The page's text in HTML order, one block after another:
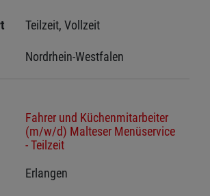
Teilzeit, Vollzeit
Nordrhein-Westfalen
Fahrer und Küchenmitarbeiter
(m/w/d) Malteser Menüservice
- Teilzeit
Erlangen